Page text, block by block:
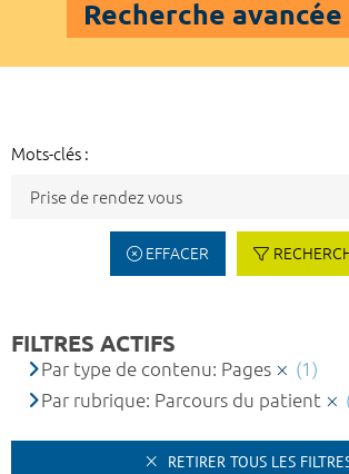
Recherche avancée
Mots-clés :
EFFACER
FILTRES ACTIFS
Par type de contenu: Pages
(1)
Par rubrique: Parcours du patient
RETIRER TOUS LES